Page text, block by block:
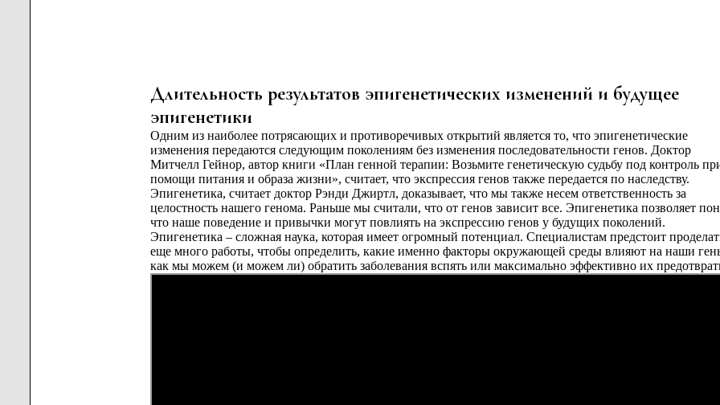
Длительность результатов эпигенетических изменений и будущее
эпигенетики
Одним из наиболее потрясающих и противоречивых открытий является то, что эпигенетические
изменения передаются следующим поколениям без изменения последовательности генов. Доктор
Митчелл Гейнор, автор книги «План генной терапии: Возьмите генетическую судьбу под контроль
помощи питания и образа жизни», считает, что экспрессия генов также передается по наследству.
Эпигенетика, считает доктор Рэнди Джиртл, доказывает, что мы также несем ответственность за
целостность нашего генома. Раньше мы считали, что от генов зависит все. Эпигенетика позволяет
что наше поведение и привычки могут повлиять на экспрессию генов у будущих поколений.
Эпигенетика – сложная наука, которая имеет огромный потенциал. Специалистам предстоит
еще много работы, чтобы определить, какие именно факторы окружающей среды влияют на наши
как мы можем (и можем ли) обратить заболевания вспять или максимально эффективно их